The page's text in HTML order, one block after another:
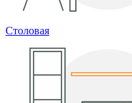
Столовая